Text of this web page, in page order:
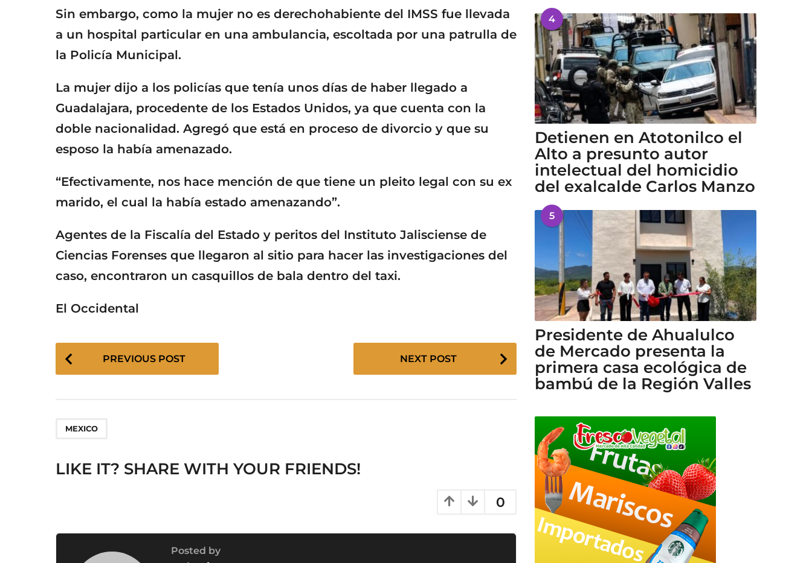
Sin embargo, como la mujer no es derechohabiente del IMSS fue llevada
a un hospital particular en una ambulancia, escoltada por una patrulla de
la Policía Municipal.
La mujer dijo a los policías que tenía unos días de haber llegado a
Guadalajara, procedente de los Estados Unidos, ya que cuenta con la
doble nacionalidad. Agregó que está en proceso de divorcio y que su
esposo la había amenazado.
“Efectivamente, nos hace mención de que tiene un pleito legal con su ex
marido, el cual la había estado amenazando”.
Agentes de la Fiscalía del Estado y peritos del Instituto Jalisciense de
Ciencias Forenses que llegaron al sitio para hacer las investigaciones del
caso, encontraron un casquillos de bala dentro del taxi.
El Occidental
P
i
n
i
PREVIOUS POST NEXT POST
MEXICO
LIKE IT? SHARE WITH YOUR FRIENDS!
0
Posted by
4
Detienen en Atotonilco el
Alto a presunto autor
intelectual del homicidio
del exalcalde Carlos Manzo
5
Presidente de Ahualulco
de Mercado presenta la
primera casa ecológica de
bambú de la Región Valles